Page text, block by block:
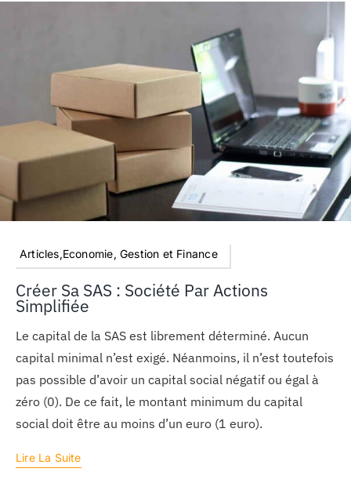
Articles,Economie, Gestion et Finance
Créer Sa SAS : Société Par Actions
Simplifiée
Le capital de la SAS est librement déterminé. Aucun
capital minimal n’est exigé. Néanmoins, il n’est toutefois
pas possible d’avoir un capital social négatif ou égal à
zéro (0). De ce fait, le montant minimum du capital
social doit être au moins d’un euro (1 euro).
Lire La Suite